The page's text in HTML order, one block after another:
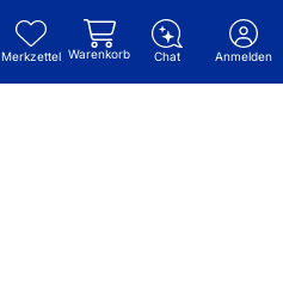
Merkzettel Warenkorb Chat Anmelden